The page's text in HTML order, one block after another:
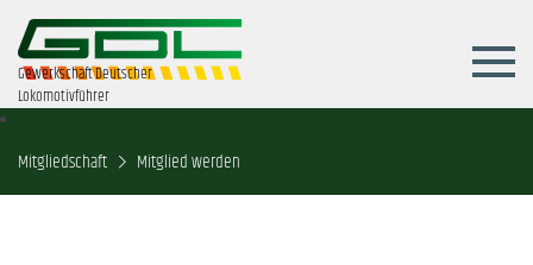
Gewerkschaft Deutscher
Lokomotivführer
Mitgliedschaft Mitglied werden